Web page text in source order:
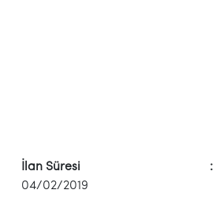
İlan Süresi :
04/02/2019